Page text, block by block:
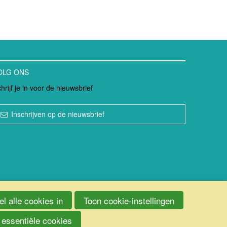
ONS
je in voor de nieuwsbrief
Inschrijven op de nieuwsbrief
alle cookies in
Toon cookie-instellingen
cookies